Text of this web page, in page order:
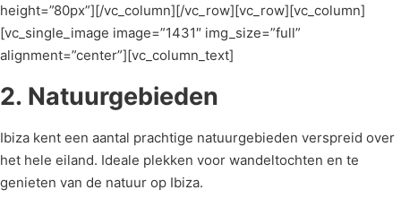
height=”80px”][/vc_column][/vc_row][vc_row][vc_column]
[vc_single_image image=”1431″ img_size=”full”
alignment=”center”][vc_column_text]
2. Natuurgebieden
Ibiza kent een aantal prachtige natuurgebieden verspreid over
het hele eiland. Ideale plekken voor wandeltochten en te
genieten van de natuur op Ibiza.